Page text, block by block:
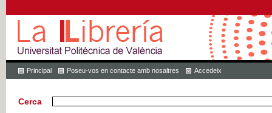
Principal Poseu-vos en contacte amb nosaltres Accedeix
Cerca